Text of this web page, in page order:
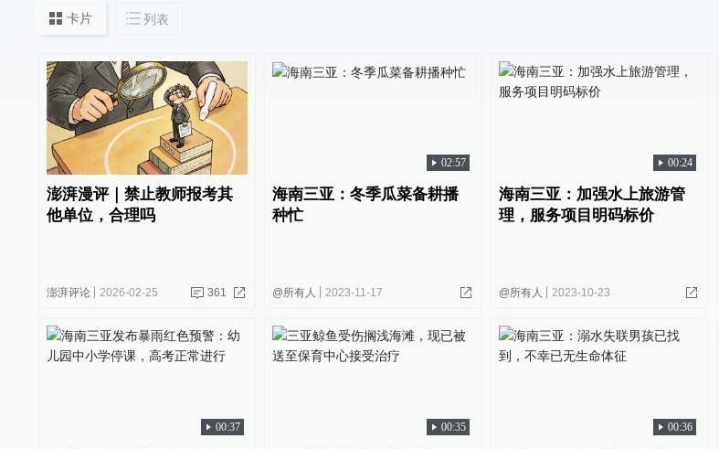
卡片 列表
澎湃漫评｜禁止教师报考其
他单位，合理吗
澎湃评论 2026-02-25 361
02:57
海南三亚：冬季瓜菜备耕播
种忙
@所有人 2023-11-17
00:24
海南三亚：加强水上旅游管
理，服务项目明码标价
@所有人 2023-10-23
00:37 00:35 00:36